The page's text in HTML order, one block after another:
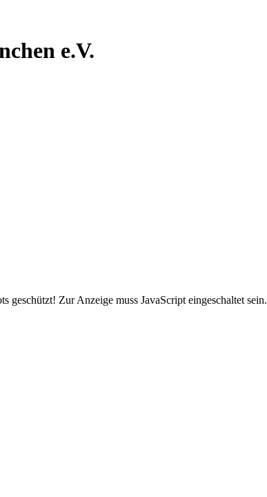
e.V.
geschützt! Zur Anzeige muss JavaScript eingeschaltet sein.